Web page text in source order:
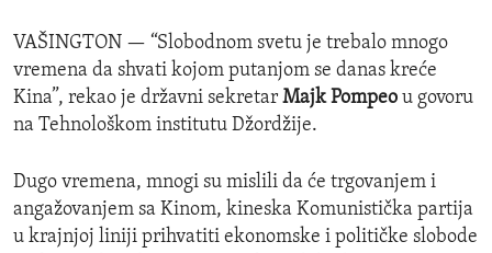
VAŠINGTON — “Slobodnom svetu je trebalo mnogo
vremena da shvati kojom putanjom se danas kreće
Kina”, rekao je državni sekretar Majk Pompeo u govoru
na Tehnološkom institutu Džordžije.
Dugo vremena, mnogi su mislili da će trgovanjem i
angažovanjem sa Kinom, kineska Komunistička partija
u krajnjoj liniji prihvatiti ekonomske i političke slobode